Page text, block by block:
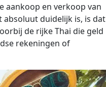
aankoop en verkoop van
absoluut duidelijk is, is dat
de rijke Thai die geld
rekeningen of